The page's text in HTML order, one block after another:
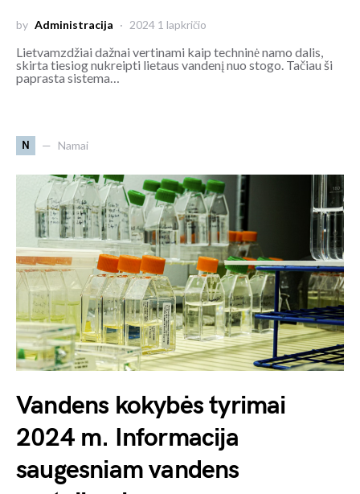
by Administracija 2024 1 lapkričio
Lietvamzdžiai dažnai vertinami kaip techninė namo dalis,
skirta tiesiog nukreipti lietaus vandenį nuo stogo. Tačiau ši
paprasta sistema…
N Namai
Vandens kokybės tyrimai
2024 m. Informacija
saugesniam vandens